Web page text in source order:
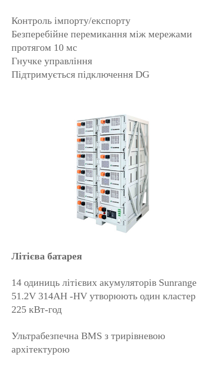
Контроль імпорту/експорту
Безперебійне перемикання між мережами
протягом 10 мс
Гнучке управління
Підтримується підключення DG
Літієва батарея
14 одиниць літієвих акумуляторів Sunrange
51.2V 314AH -HV утворюють один кластер
225 кВт-год
Ультрабезпечна BMS з трирівневою
архітектурою